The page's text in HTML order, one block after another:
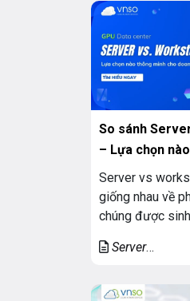
So sánh
– Lựa chọn
Server vs
giống nhau về
chúng được
được thiết kế
con người trực
Server
chủ riêng)